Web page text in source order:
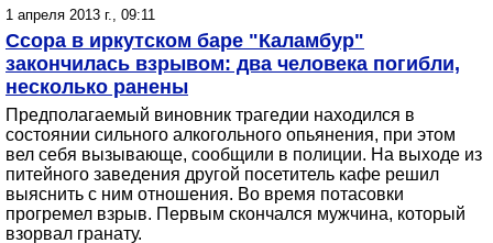
1 апреля 2013 г., 09:11
Ссора в иркутском баре "Каламбур"
закончилась взрывом: два человека погибли,
несколько ранены
Предполагаемый виновник трагедии находился в
состоянии сильного алкогольного опьянения, при этом
вел себя вызывающе, сообщили в полиции. На выходе из
питейного заведения другой посетитель кафе решил
выяснить с ним отношения. Во время потасовки
прогремел взрыв. Первым скончался мужчина, который
взорвал гранату.